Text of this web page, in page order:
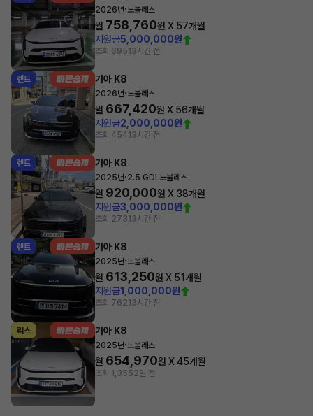
2026년·노블레스
월 758,760원 X 57개월
지원금5,000,000원
조회 69513시간 전
렌트 기아 K8
2026년·노블레스
월 667,420원 X 56개월
지원금2,000,000원
조회 45413시간 전
렌트 기아 K8
2025년·2.5 GDI 노블레스
월 920,000원 X 38개월
지원금3,000,000원
조회 27313시간 전
렌트 기아 K8
2025년·노블레스
월 613,250원 X 51개월
지원금1,000,000원
조회 76213시간 전
리스 기아 K8
2025년·노블레스
월 654,970원 X45개월
조회 1,3552일 전